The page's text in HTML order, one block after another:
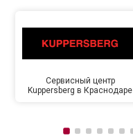
Сервисный центр
Kuppersberg в Краснодаре